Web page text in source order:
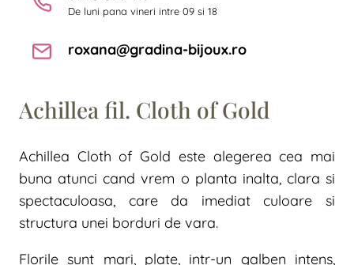
De luni pana vineri intre 09 si 18
roxana@gradina-bijoux.ro
Achillea fil. Cloth of Gold
Achillea Cloth of Gold este alegerea cea mai
buna atunci cand vrem o planta inalta, clara si
spectaculoasa, care da imediat culoare si
structura unei borduri de vara.
Florile sunt mari, plate, intr-un galben intens,